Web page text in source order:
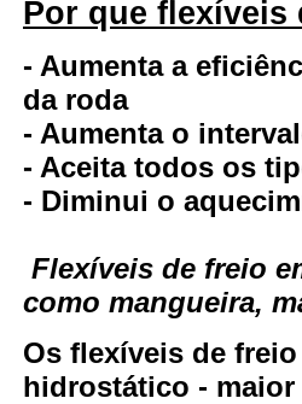
Por que flexíveis
- Aumenta a
da roda
- Aumenta o
- Aceita todos os
- Diminui o
Flexíveis de freio
como mangueira,
Os flexíveis de
hidrostático -